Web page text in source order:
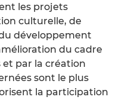
les projets
culturelle, de
développement
du cadre
et par la création
sont le plus
la participation